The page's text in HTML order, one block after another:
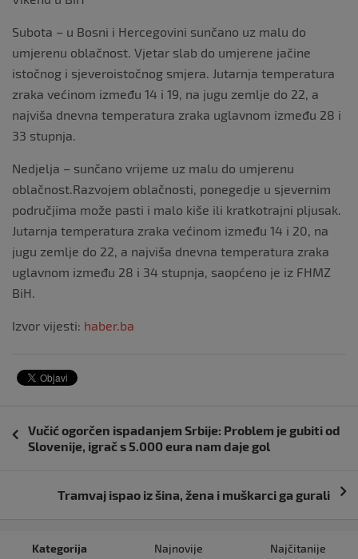
Subota – u Bosni i Hercegovini sunčano uz malu do
umjerenu oblačnost. Vjetar slab do umjerene jačine
istočnog i sjeveroistočnog smjera. Jutarnja temperatura
zraka većinom između 14 i 19, na jugu zemlje do 22, a
najviša dnevna temperatura zraka uglavnom između 28 i
33 stupnja.
Nedjelja – sunčano vrijeme uz malu do umjerenu
oblačnost.Razvojem oblačnosti, ponegedje u sjevernim
područjima može pasti i malo kiše ili kratkotrajni pljusak.
Jutarnja temperatura zraka većinom između 14 i 20, na
jugu zemlje do 22, a najviša dnevna temperatura zraka
uglavnom između 28 i 34 stupnja, saopćeno je iz FHMZ
BiH.
Izvor vijesti: haber.ba
objava
Vučić ogorčen ispadanjem Srbije: Problem je gubiti od
Slovenije, igrač s 5.000 eura nam daje gol
Tramvaj ispao iz šina, žena i muškarci ga gurali
Kategorija Najnovije Najčitanije